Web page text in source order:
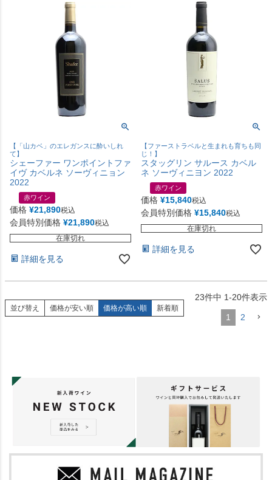
【「山カベ」のエレガンスに酔いしれ
て】
シェーファー ワンポイントファ
イヴ カベルネ ソーヴィニョン
2022
赤ワイン
価格 ¥21,890税込
会員特別価格 ¥21,890税込
在庫切れ
詳細を見る
【ファーストラベルと生まれも育ちも同
じ！】
スタッグリン サルース カベル
ネ ソーヴィニヨン 2022
赤ワイン
価格 ¥15,840税込
会員特別価格 ¥15,840税込
在庫切れ
詳細を見る
並び替え 価格が安い順 価格が高い順 新着順
23件中 1-20件表示
1 2